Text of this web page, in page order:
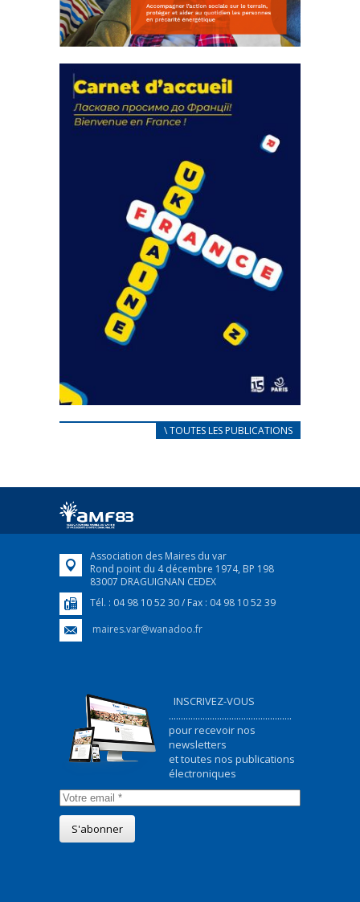
actions
18 septembre 2023
FEUILLETER
CARNET D’ACCUEIL
Afin d’accompagner au mieux les réfugiés
FEUILLETER
\ TOUTES LES PUBLICATIONS
Association des Maires du var
Rond point du 4 décembre 1974, BP 198
83007 DRAGUIGNAN CEDEX
Tél. : 04 98 10 52 30 / Fax : 04 98 10 52 39
maires.var@wanadoo.fr
INSCRIVEZ-VOUS
...................................................
pour recevoir nos
newsletters
et toutes nos publications
électroniques